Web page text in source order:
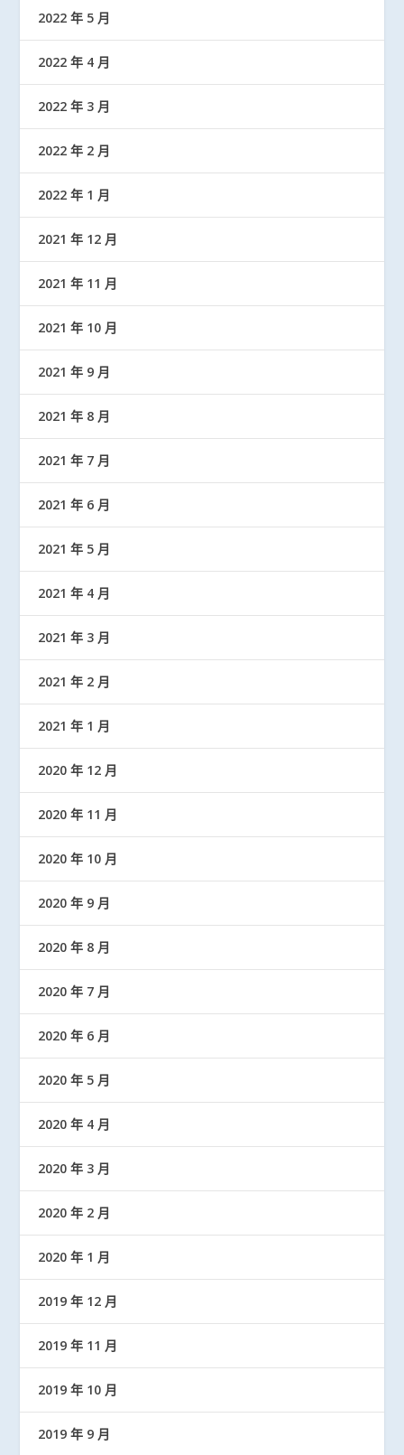
2022 年 5 月
2022 年 4 月
2022 年 3 月
2022 年 2 月
2022 年 1 月
2021 年 12 月
2021 年 11 月
2021 年 10 月
2021 年 9 月
2021 年 8 月
2021 年 7 月
2021 年 6 月
2021 年 5 月
2021 年 4 月
2021 年 3 月
2021 年 2 月
2021 年 1 月
2020 年 12 月
2020 年 11 月
2020 年 10 月
2020 年 9 月
2020 年 8 月
2020 年 7 月
2020 年 6 月
2020 年 5 月
2020 年 4 月
2020 年 3 月
2020 年 2 月
2020 年 1 月
2019 年 12 月
2019 年 11 月
2019 年 10 月
2019 年 9 月